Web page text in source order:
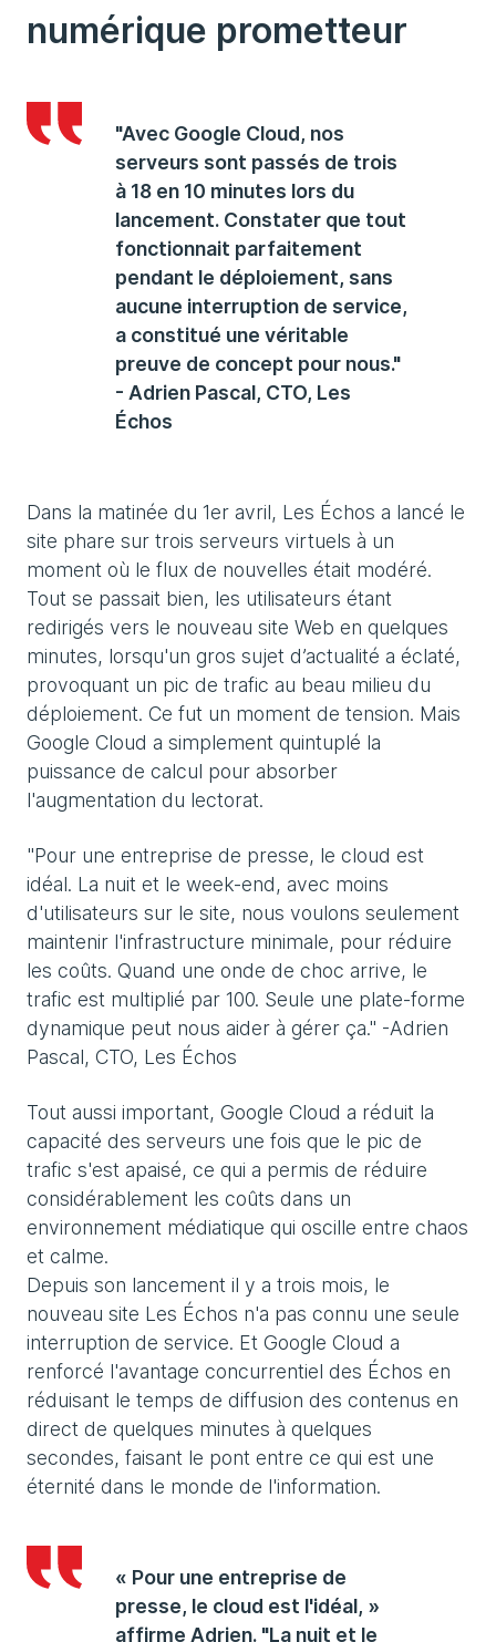
numérique prometteur
"Avec Google Cloud, nos
serveurs sont passés de trois
à 18 en 10 minutes lors du
lancement. Constater que tout
fonctionnait parfaitement
pendant le déploiement, sans
aucune interruption de service,
a constitué une véritable
preuve de concept pour nous."
- Adrien Pascal, CTO, Les
Échos
Dans la matinée du 1er avril, Les Échos a lancé le
site phare sur trois serveurs virtuels à un
moment où le flux de nouvelles était modéré.
Tout se passait bien, les utilisateurs étant
redirigés vers le nouveau site Web en quelques
minutes, lorsqu'un gros sujet d’actualité a éclaté,
provoquant un pic de trafic au beau milieu du
déploiement. Ce fut un moment de tension. Mais
Google Cloud a simplement quintuplé la
puissance de calcul pour absorber
l'augmentation du lectorat.
"Pour une entreprise de presse, le cloud est
idéal. La nuit et le week-end, avec moins
d'utilisateurs sur le site, nous voulons seulement
maintenir l'infrastructure minimale, pour réduire
les coûts. Quand une onde de choc arrive, le
trafic est multiplié par 100. Seule une plate-forme
dynamique peut nous aider à gérer ça." -Adrien
Pascal, CTO, Les Échos
Tout aussi important, Google Cloud a réduit la
capacité des serveurs une fois que le pic de
trafic s'est apaisé, ce qui a permis de réduire
considérablement les coûts dans un
environnement médiatique qui oscille entre chaos
et calme.
Depuis son lancement il y a trois mois, le
nouveau site Les Échos n'a pas connu une seule
interruption de service. Et Google Cloud a
renforcé l'avantage concurrentiel des Échos en
réduisant le temps de diffusion des contenus en
direct de quelques minutes à quelques
secondes, faisant le pont entre ce qui est une
éternité dans le monde de l'information.
« Pour une entreprise de
presse, le cloud est l'idéal, »
affirme Adrien. "La nuit et le